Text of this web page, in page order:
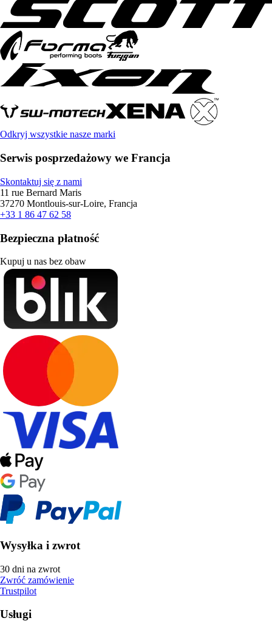
Odkryj wszystkie nasze marki
Serwis posprzedażowy we Francja
Skontaktuj się z nami
11 rue Bernard Maris
37270 Montlouis-sur-Loire, Francja
+33 1 86 47 62 58
Bezpieczna płatność
Kupuj u nas bez obaw
Wysyłka i zwrot
30 dni na zwrot
Zwróć zamówienie
Trustpilot
Usługi